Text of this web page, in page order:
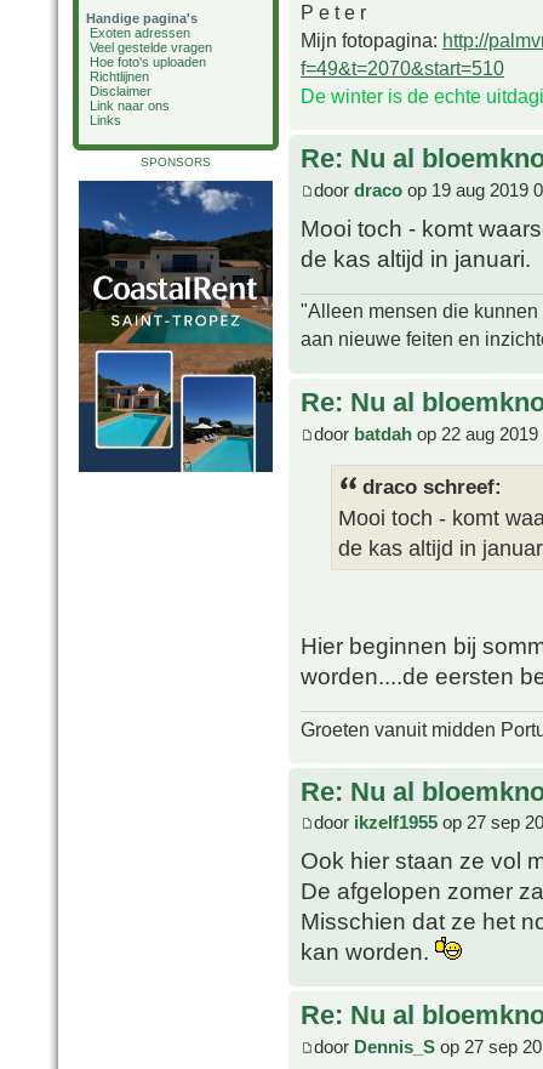
Handige pagina's
Exoten adressen
Veel gestelde vragen
Hoe foto's uploaden
Richtlijnen
Disclaimer
Link naar ons
Links
SPONSORS
P e t e r
Mijn fotopagina: http://
f=49&t=2070&start=510
De winter is de echte
Re: Nu al
door draco op 19 aug 2019
Mooi toch - komt
de kas altijd in januari.
"Alleen mensen die
aan nieuwe feiten en
Re: Nu al
door batdah op 22 aug 2019
draco schreef:
Mooi toch - komt
de kas altijd in
Hier beginnen bij
worden....de eersten
Groeten vanuit midden
Re: Nu al
door ikzelf1955 op 27 sep
Ook hier staan ze vol
De afgelopen zomer
Misschien dat ze het
kan worden.
Re: Nu al
door Dennis_S op 27 sep